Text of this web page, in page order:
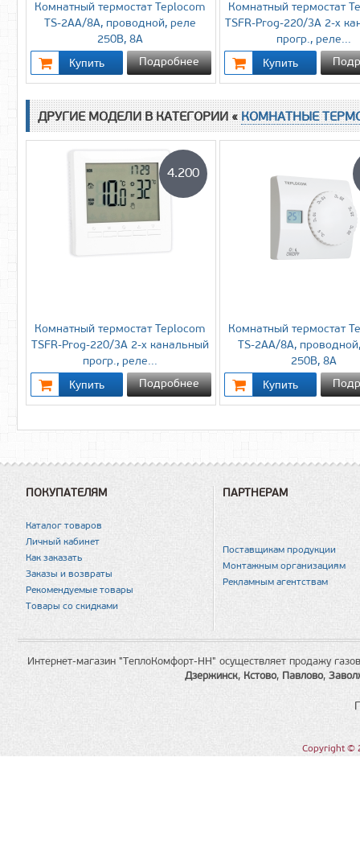
Комнатный термостат Teplocom
TS-2AA/8A, проводной, реле
250В, 8А
Подробнее
Комнатный термостат
TSFR-Prog-220/3A 2-х
прогр., реле...
ДРУГИЕ МОДЕЛИ В КАТЕГОРИИ «КОМНАТНЫЕ
Комнатный термостат Teplocom
TSFR-Prog-220/3A 2-х канальный
прогр., реле...
4.200
Подробнее
Комнатный термостат
TS-2AA/8A,
250В, 8А
ПОКУПАТЕЛЯМ
Каталог товаров
Личный кабинет
Как заказать
Заказы и возвраты
Рекомендуемые товары
Товары со скидками
ПАРТНЕРАМ
Поставщикам продукции
Монтажным организациям
Рекламным агентствам
Интернет-магазин "ТеплоКомфорт-НН" осуществляет продажу
Дзержинск, Кстово, Павлово,
Copyright ©